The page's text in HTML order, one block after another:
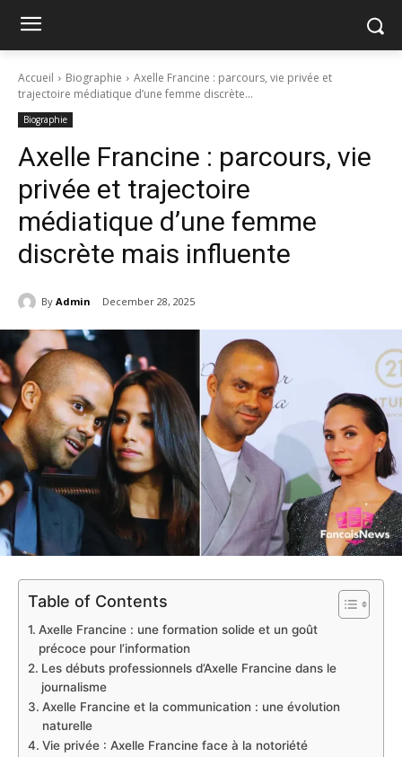
Accueil Biographie
Axelle Francine : parcours, vie privée et
trajectoire médiatique d’une femme discrète...
Biographie
Axelle Francine : parcours, vie
privée et trajectoire
médiatique d’une femme
discrète mais influente
By Admin December 28, 2025
Table of Contents
Axelle Francine : une formation solide et un goût
précoce pour l’information
Les débuts professionnels d’Axelle Francine dans le
journalisme
Axelle Francine et la communication : une évolution
naturelle
Vie privée : Axelle Francine face à la notoriété